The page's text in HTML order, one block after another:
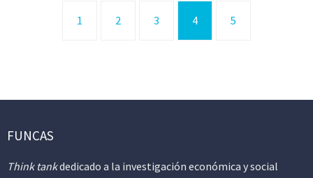
1 2 3 4 5
FUNCAS
Think tankdedicado a la investigación económica y social